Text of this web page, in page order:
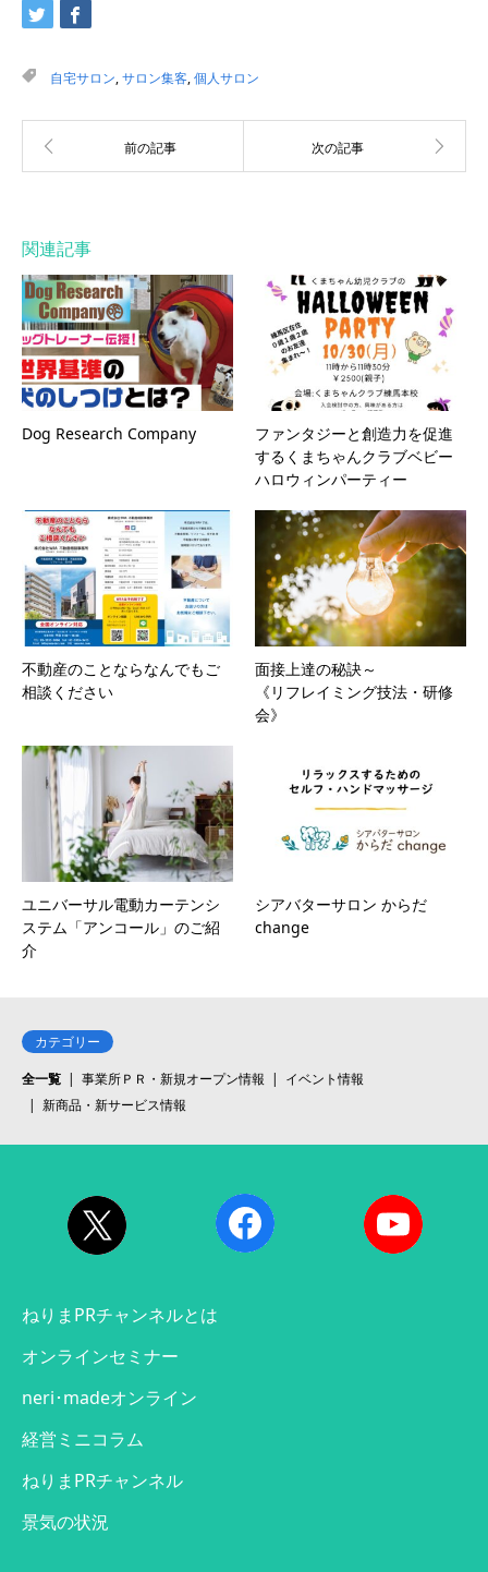
自宅サロン,サロン集客,個人サロン
関連記事
Dog Research Company
ファンタジーと創造力を促進
するくまちゃんクラブベビー
ハロウィンパーティー
不動産のことならなんでもご
相談ください
面接上達の秘訣～
《リフレイミング技法・研修
会》
ユニバーサル電動カーテンシ
ステム「アンコール」のご紹
介
シアバターサロン からだ
change
カテゴリー
全一覧
事業所ＰＲ・新規オープン情報
イベント情報
新商品・新サービス情報
ねりまPRチャンネルとは
オンラインセミナー
neri･madeオンライン
経営ミニコラム
ねりまPRチャンネル
景気の状況